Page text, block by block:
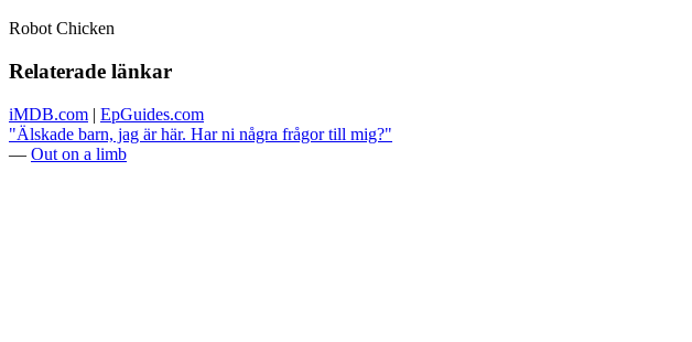
Robot Chicken
Relaterade länkar
iMDB.com | EpGuides.com
"Älskade barn, jag är här. Har ni några frågor till mig?"
— Out on a limb